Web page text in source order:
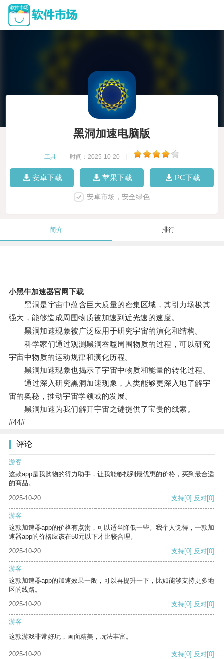
黑洞加速电脑版
工具 时间：2025-10-20
安卓下载 苹果下载 PC下载
安卓市场，安全绿色
简介 排行
小黑牛加速器官网下载
黑洞是宇宙中蕴含巨大质量的密集区域，其引力场极其
强大，能够造成周围物质被加速到近光速的速度。
黑洞加速现象被广泛应用于研究宇宙的演化和结构。
科学家们通过观测黑洞吞噬周围物质的过程，可以研究
宇宙中物质的运动规律和演化历程。
黑洞加速现象也揭示了宇宙中物质和能量的转化过程。
通过深入研究黑洞加速现象，人类能够更深入地了解宇
宙的奥秘，推动宇宙学领域的发展。
黑洞加速为我们解开宇宙之谜提供了宝贵的线索。
#44#
评论
游客
这款app是我购物的得力助手，让我能够找到最优惠的价格，买到最合适
的商品。
2025-10-20
支持[0] 反对[0]
游客
这款加速器app的价格有点贵，可以适当降低一些。我个人觉得，一款加
速器app的价格应该在50元以下才比较合理。
2025-10-20
支持[0] 反对[0]
游客
这款加速器app的加速效果一般，可以再提升一下，比如能够支持更多地
区的线路。
2025-10-20
支持[0] 反对[0]
游客
这款游戏非常好玩，画面精美，玩法丰富。
2025-10-20 支持[0] 反对[0]